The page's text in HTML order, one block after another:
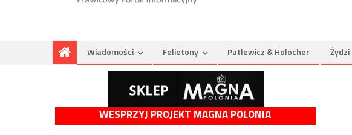
Wiadomości Felietony Patlewicz & Holocher Żydzi
WESPRZYJ PROJEKT MAGNA POLONIA